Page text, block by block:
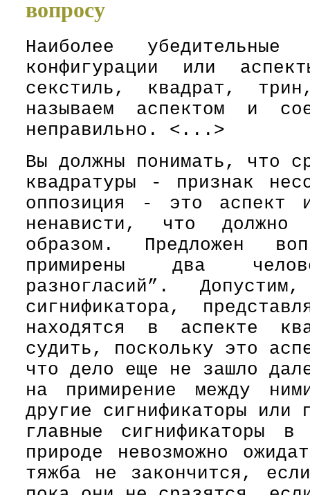
вопросу
Наиболее
конфигурации или
секстиль, квадрат,
называем аспектом и
неправильно. <...>
Вы должны понимать, что
квадратуры - признак
оппозиция - это аспект
ненависти, что должно
образом. Предложен
примирены два
разногласий”.
сигнификатора,
находятся в аспекте
судить, поскольку это
что дело еще не зашло
на примирение между
другие сигнификаторы
главные сигнификаторы
природе невозможно
тяжба не закончится,